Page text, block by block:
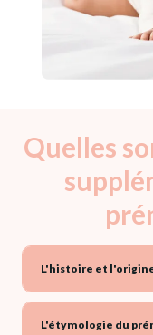
Quelles
L'histoire et
L'étymologie du